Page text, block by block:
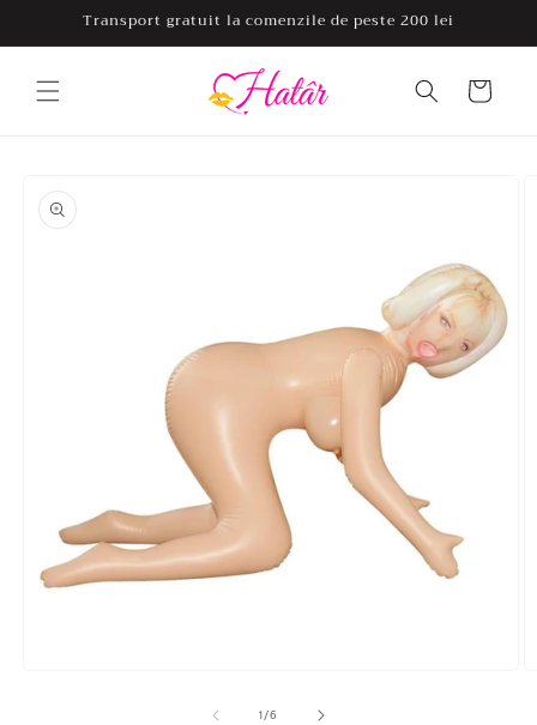
Salt laTransport gratuit la comenzile de peste 200 lei
Coș
despre
produs
1 /6